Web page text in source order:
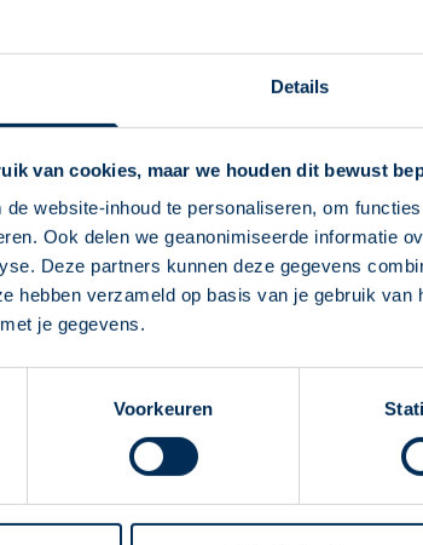
Details
van cookies, maar we houden dit bewust
website-inhoud te personaliseren, om
Ook delen we geanonimiseerde informatie
Deze partners kunnen deze gegevens
hebben verzameld op basis van je gebruik van
je gegevens.
Voorkeuren
Deze Service Apotheek staat nu
jouw apotheek
Zo kan je makkelijk alle informatie
0413 36
Naar
Service
Leo van